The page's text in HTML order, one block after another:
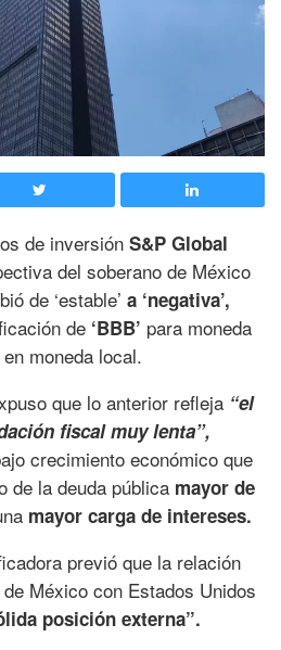
de inversión S&P Global
del soberano de México
de ‘estable’ a ‘negativa’,
de ‘BBB’ para moneda
en moneda local.
que lo anterior refleja “el
fiscal muy lenta”,
crecimiento económico que
de la deuda pública mayor de
mayor carga de intereses.
previó que la relación
México con Estados Unidos
posición externa”.